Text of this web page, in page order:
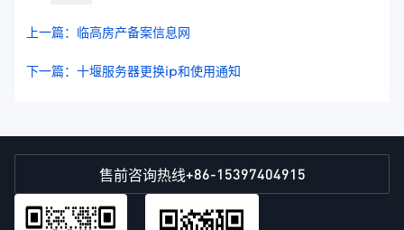
上一篇：临高房产备案信息网
下一篇：十堰服务器更换ip和使用通知
售前咨询热线+86-15397404915